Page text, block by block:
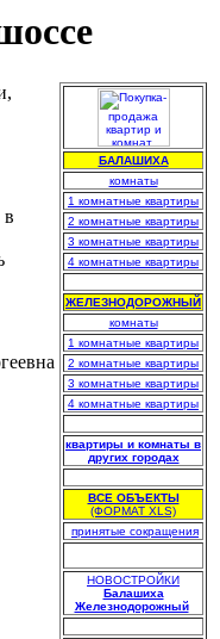
в
БАЛАШИХА
комнаты
1 комнатные квартиры
2 комнатные квартиры
3 комнатные квартиры
4 комнатные квартиры
ЖЕЛЕЗНОДОРОЖНЫЙ
комнаты
1 комнатные квартиры
2 комнатные квартиры
3 комнатные квартиры
4 комнатные квартиры
квартиры и комнаты в
других городах
ВСЕ ОБЪЕКТЫ
(ФОРМАТ XLS)
принятые сокращения
НОВОСТРОЙКИ
Балашиха
Железнодорожный.